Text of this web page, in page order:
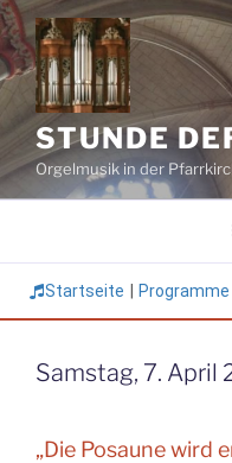
Zum
Inhalt
springen
STUNDE
Orgelmusik in der
Startseite Programme
Samstag, 7. April
„Die Posaune wird